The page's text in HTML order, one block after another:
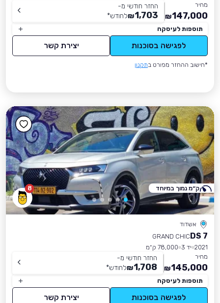
מחיר
147,000
₪
החזר חודשי מ-
1,703
₪לחודש*
תוספות לעיסקה
לפגישה בסוכנות יצירת קשר
*חישוב ההחזר מפורט בתקנון
8
אשדוד
DS 7
GRAND CHIC
2021 יד 3
78,000 ק״מ
מחיר
145,000
₪
החזר חודשי מ-
1,708
₪לחודש*
תוספות לעיסקה
לפגישה בסוכנות יצירת קשר
ק״מ נמוך במיוחד